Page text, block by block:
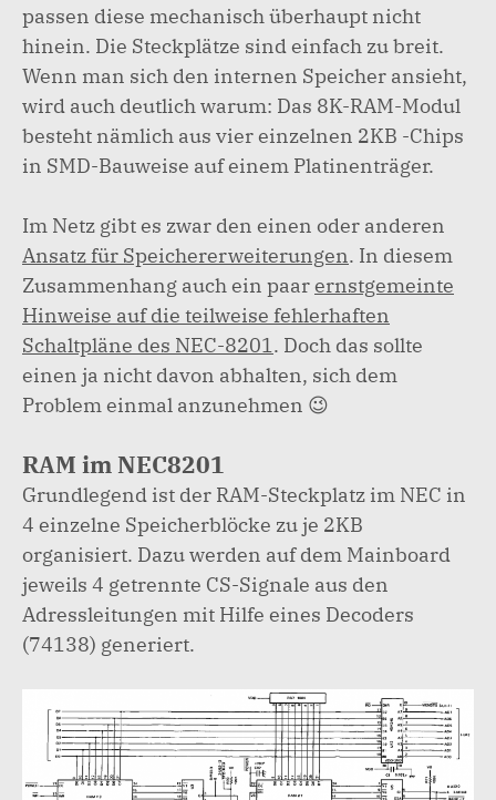
passen diese mechanisch überhaupt nicht
hinein. Die Steckplätze sind einfach zu breit.
Wenn man sich den internen Speicher ansieht,
wird auch deutlich warum: Das 8K-RAM-Modul
besteht nämlich aus vier einzelnen 2KB -Chips
in SMD-Bauweise auf einem Platinenträger.
Im Netz gibt es zwar den einen oder anderen
Ansatz für Speichererweiterungen. In diesem
Zusammenhang auch ein paarernstgemeinte
Hinweise auf die teilweise fehlerhaften
Schaltpläne des NEC-8201. Doch das sollte
einen ja nicht davon abhalten, sich dem
Problem einmal anzunehmen 😉
RAM im NEC8201
Grundlegend ist der RAM-Steckplatz im NEC in
4 einzelne Speicherblöcke zu je 2KB
organisiert. Dazu werden auf dem Mainboard
jeweils 4 getrennte CS-Signale aus den
Adressleitungen mit Hilfe eines Decoders
(74138) generiert.